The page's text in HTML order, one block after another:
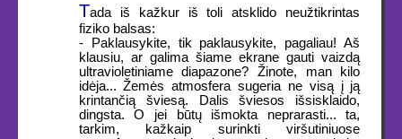
Tada iš kažkur iš toli atsklido neužtikrintas
fiziko balsas:
- Paklausykite, tik paklausykite, pagaliau! Aš
klausiu, ar galima šiame ekrane gauti vaizdą
ultravioletiniame diapazone? Žinote, man kilo
idėja... Žemės atmosfera sugeria ne visą į ją
krintančią šviesą. Dalis šviesos išsisklaido,
dingsta. O jei būtų išmokta neprarasti... ta,
tarkim, kažkaip surinkti viršutiniuose